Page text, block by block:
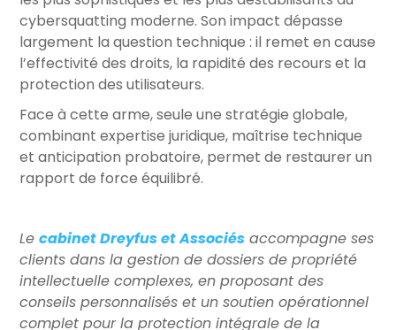
cybersquatting moderne. Son impact dépasse
largement la question technique : il remet en cause
l’effectivité des droits, la rapidité des recours et la
protection des utilisateurs.
Face à cette arme, seule une stratégie globale,
combinant expertise juridique, maîtrise technique
et anticipation probatoire, permet de restaurer un
rapport de force équilibré.
Lecabinet Dreyfus et Associés accompagne ses
clients dans la gestion de dossiers de propriété
intellectuelle complexes, en proposant des
conseils personnalisés et un soutien opérationnel
complet pour la protection intégrale de la